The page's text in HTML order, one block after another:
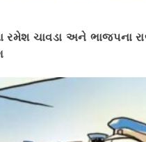
રમેશ ચાવડા અને ભાજપના